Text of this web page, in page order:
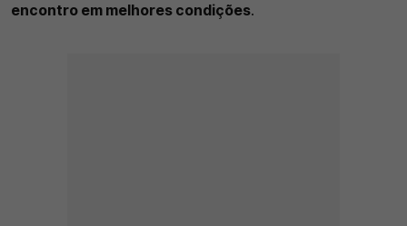
encontro em melhores condições.